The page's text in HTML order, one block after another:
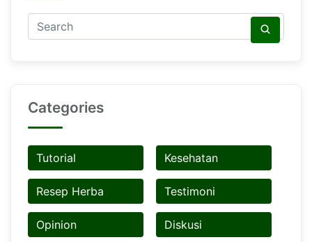
Categories
Tutorial Kesehatan
Resep Herba Testimoni
Opinion Diskusi